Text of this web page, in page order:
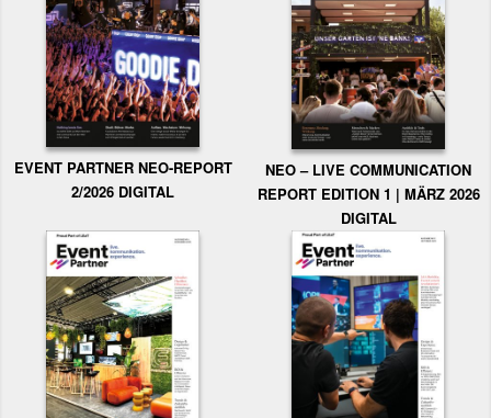
EVENT PARTNER NEO-REPORT
2/2026 DIGITAL
NEO – LIVE COMMUNICATION
REPORT EDITION 1 | MÄRZ 2026
DIGITAL